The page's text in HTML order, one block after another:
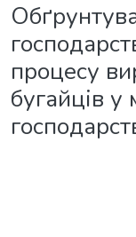
процесу
бугайців